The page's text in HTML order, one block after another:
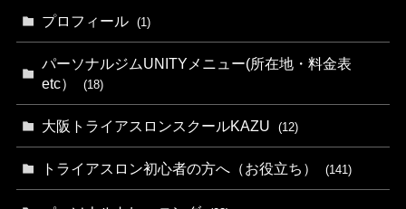
プロフィール (1)
パーソナルジムUNITYメニュー(所在地・料金表
etc）
(18)
大阪トライアスロンスクールKAZU (12)
トライアスロン初心者の方へ（お役立ち） (141)